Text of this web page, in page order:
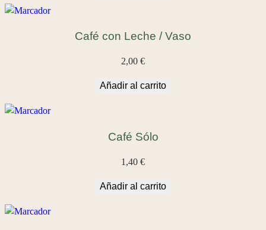
Café con Leche / Vaso
2,00 €
Añadir al carrito
Café Sólo
1,40 €
Añadir al carrito